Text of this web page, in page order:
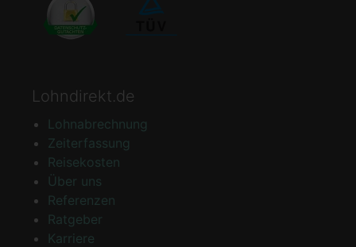
Lohndirekt.de
Lohnabrechnung
Zeiterfassung
Reisekosten
Über uns
Referenzen
Ratgeber
Karriere